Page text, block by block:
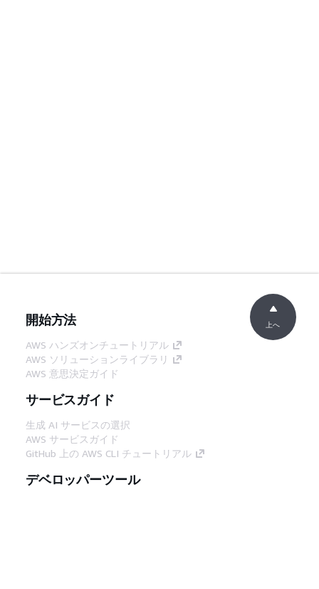
開始方法
AWS ハンズオンチュートリアル
AWS ソリューションライブラリ
AWS 意思決定ガイド
サービスガイド
生成 AI サービスの選択
AWS サービスガイド
GitHub 上の AWS CLI チュートリアル
デベロッパーツール
上へ